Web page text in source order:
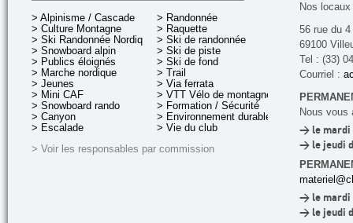
> Alpinisme / Cascade
> Culture Montagne
> Ski Randonnée Nordique
> Snowboard alpin
> Publics éloignés
> Marche nordique
> Jeunes
> Mini CAF
> Snowboard rando
> Canyon
> Escalade
> Randonnée
> Raquette
> Ski de randonnée
> Ski de piste
> Ski de fond
> Trail
> Via ferrata
> VTT Vélo de montagne
> Formation / Sécurité
> Environnement durable
> Vie du club
> Voir les responsables par commission
Nos
56 rue du
69100
Tel : (33)
Courriel :
Nous vous
> le mardi
> le jeudi
> le mardi
> le jeudi